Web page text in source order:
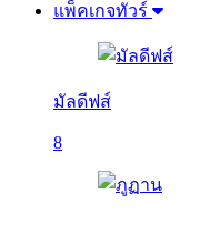
แพ็คเกจทัวร์
มัลดีฟส์
8